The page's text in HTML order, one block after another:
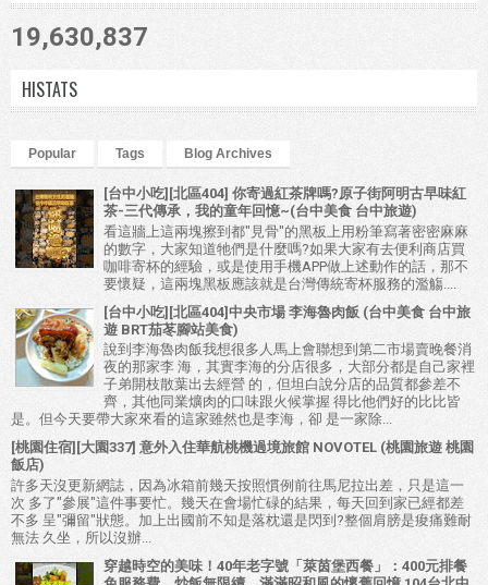
19,630,837
HISTATS
Popular Tags Blog Archives
[台中小吃][北區404] 你寄過紅茶牌嗎?原子街阿明古早味紅
茶-三代傳承，我的童年回憶~(台中美食 台中旅遊)
看這牆上這兩塊擦到都"見骨"的黑板上用粉筆寫著密密麻麻
的數字，大家知道牠們是什麼嗎?如果大家有去便利商店買
咖啡寄杯的經驗，或是使用手機APP做上述動作的話，那不
要懷疑，這兩塊黑板應該就是台灣傳統寄杯服務的濫觴....
[台中小吃][北區404]中央市場 李海魯肉飯 (台中美食 台中旅
遊 BRT茄苳腳站美食)
說到李海魯肉飯我想很多人馬上會聯想到第二市場賣晚餐消
夜的那家李 海，其實李海的分店很多，大部分都是自己家裡
子弟開枝散葉出去經營 的，但坦白說分店的品質都參差不
齊，其他同業爌肉的口味跟火候掌握 得比他們好的比比皆
是。但今天要帶大家來看的這家雖然也是李海，卻 是一家除...
[桃園住宿][大園337] 意外入住華航桃機過境旅館 NOVOTEL (桃園旅遊 桃園
飯店)
許多天沒更新網誌，因為冰箱前幾天按照慣例前往馬尼拉出差，只是這一
次 多了"參展"這件事要忙。幾天在會場忙碌的結果，每天回到家已經都差
不多 呈"彌留"狀態。加上出國前不知是落枕還是閃到?整個肩膀是痠痛難耐
無法 久坐，所以沒辦...
穿越時空的美味！40年老字號「萊茵堡西餐」：400元排餐